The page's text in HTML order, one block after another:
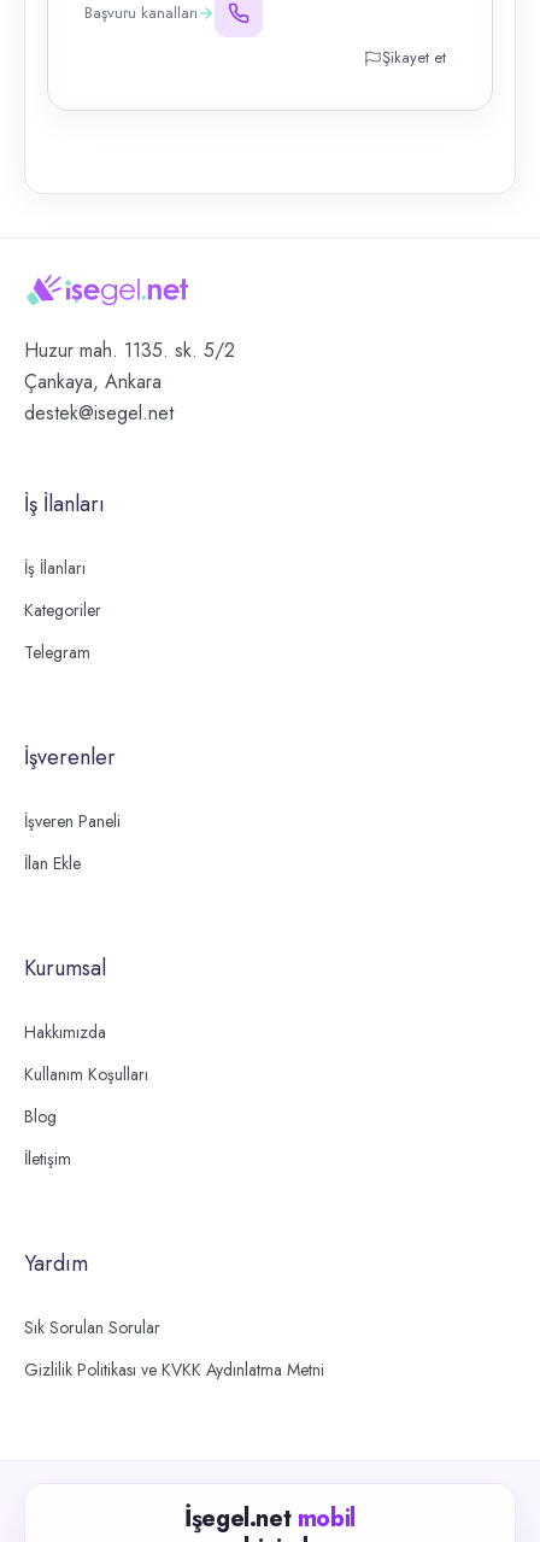
Başvuru kanalları
Şikayet et
Huzur mah. 1135. sk. 5/2
Çankaya, Ankara
destek@isegel.net
İş İlanları
İş İlanları
Kategoriler
Telegram
İşverenler
İşveren Paneli
İlan Ekle
Kurumsal
Hakkımızda
Kullanım Koşulları
Blog
İletişim
Yardım
Sık Sorulan Sorular
Gizlilik Politikası ve KVKK Aydınlatma Metni
İşegel.net mobil